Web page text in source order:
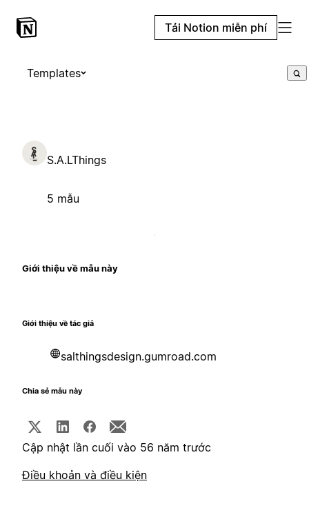
Tải Notion miễn phí
Templates
S.A.LThings
5 mẫu
Giới thiệu về mẫu này
Giới thiệu về tác giả
salthingsdesign.gumroad.com
Chia sẻ mẫu này
Cập nhật lần cuối vào 56 năm trước
Điều khoản và điều kiện